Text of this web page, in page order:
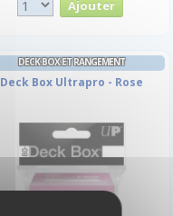
DECK BOX ET RANGEMENT
Deck Box Ultrapro - Rose